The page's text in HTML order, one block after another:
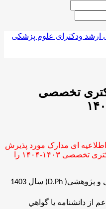
تخصصی
ای مدارک مورد پذیرش
و دروس و ضرایب دروس آزمون دکتری تخصصی ۱۴۰۳-۱۴۰۴ را
و پژوهشی)D.Ph )
سال 1403
از دانشنامه يا گواهي